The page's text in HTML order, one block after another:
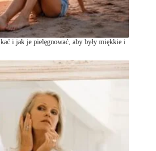
i jak je pielęgnować, aby były miękkie i